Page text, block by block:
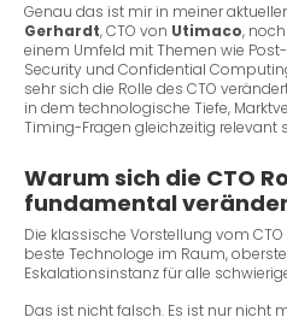
Genau das ist mir in meiner
Gerhardt, CTO von Utimaco,
einem Umfeld mit Themen wie
Security und Confidential
sehr sich die Rolle des CTO
in dem technologische Tiefe,
Timing-Fragen gleichzeitig relevant
Warum sich die CTO
fundamental
Die klassische Vorstellung vom
beste Technologe im Raum,
Eskalationsinstanz für alle
Das ist nicht falsch. Es ist nur nicht